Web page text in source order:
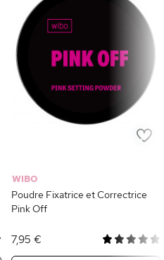
WIBO
Poudre Fixatrice et Correctrice
Pink Off
7,95 €